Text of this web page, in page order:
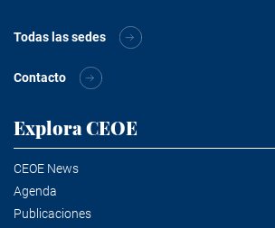
Todas las sedes
Contacto
Explora CEOE
CEOE News
Agenda
Publicaciones